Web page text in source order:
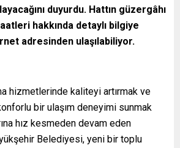
duyurdu. Hattın güzergâhı
hakkında detaylı bilgiye
adresinden ulaşılabiliyor.
hizmetlerinde kaliteyi artırmak ve
bir ulaşım deneyimi sunmak
hız kesmeden devam eden
Belediyesi, yeni bir toplu